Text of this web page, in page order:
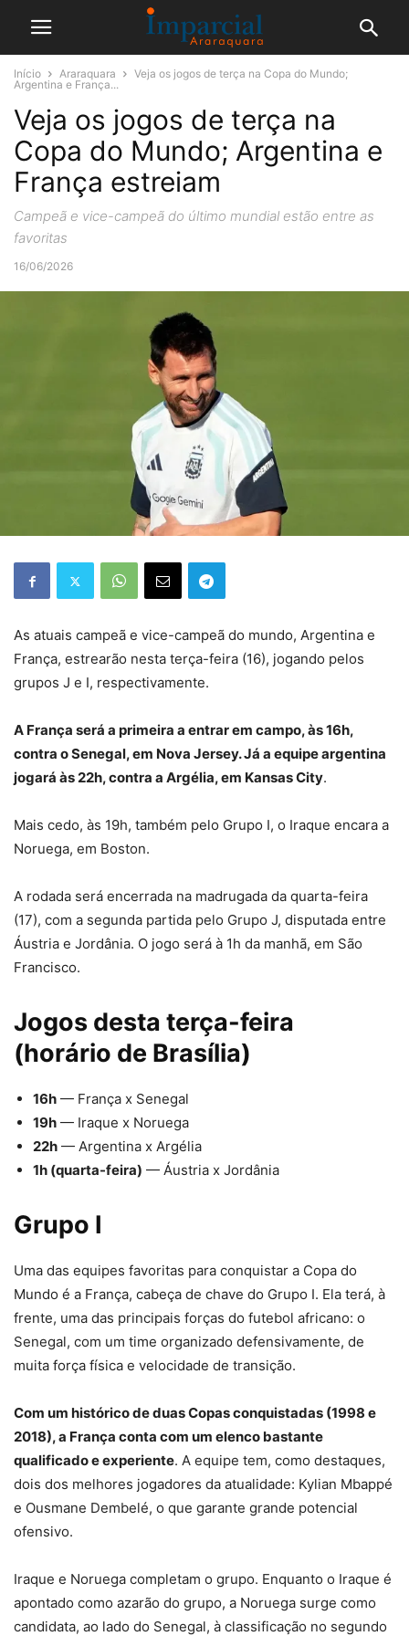
Início Araraquara
Veja os jogos de terça na Copa do Mundo;
Argentina e França...
Veja os jogos de terça na
Copa do Mundo; Argentina e
França estreiam
Campeã e vice-campeã do último mundial estão entre as
favoritas
16/06/2026
As atuais campeã e vice-campeã do mundo, Argentina e
França, estrearão nesta terça-feira (16), jogando pelos
grupos J e I, respectivamente.
A França será a primeira a entrar em campo, às 16h,
contra o Senegal, em Nova Jersey. Já a equipe argentina
jogará às 22h, contra a Argélia, em Kansas City.
Mais cedo, às 19h, também pelo Grupo I, o Iraque encara a
Noruega, em Boston.
A rodada será encerrada na madrugada da quarta-feira
(17), com a segunda partida pelo Grupo J, disputada entre
Áustria e Jordânia. O jogo será à 1h da manhã, em São
Francisco.
Jogos desta terça-feira
(horário de Brasília)
16h — França x Senegal
19h — Iraque x Noruega
22h — Argentina x Argélia
1h (quarta-feira) — Áustria x Jordânia
Grupo I
Uma das equipes favoritas para conquistar a Copa do
Mundo é a França, cabeça de chave do Grupo I. Ela terá, à
frente, uma das principais forças do futebol africano: o
Senegal, com um time organizado defensivamente, de
muita força física e velocidade de transição.
Com um histórico de duas Copas conquistadas (1998 e
2018), a França conta com um elenco bastante
qualificado e experiente. A equipe tem, como destaques,
dois dos melhores jogadores da atualidade: Kylian Mbappé
e Ousmane Dembelé, o que garante grande potencial
ofensivo.
Iraque e Noruega completam o grupo. Enquanto o Iraque é
apontado como azarão do grupo, a Noruega surge como
candidata, ao lado do Senegal, à classificação no segundo